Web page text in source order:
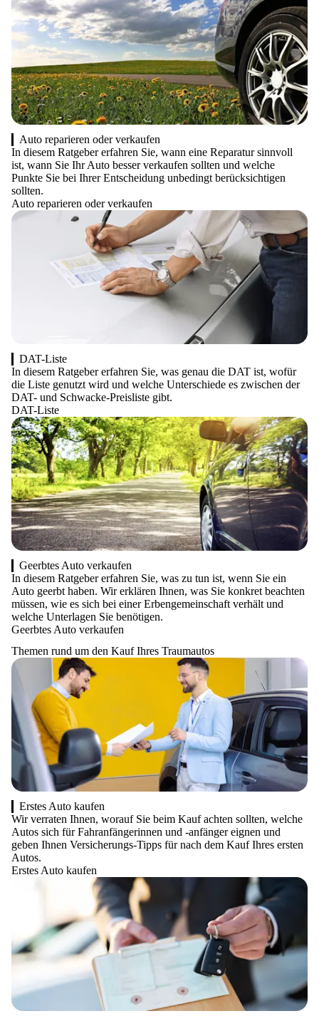
Auto reparieren oder verkaufen
In diesem Ratgeber erfahren Sie, wann eine Reparatur sinnvoll
ist, wann Sie Ihr Auto besser verkaufen sollten und welche
Punkte Sie bei Ihrer Entscheidung unbedingt berücksichtigen
sollten.
Auto reparieren oder verkaufen
DAT-Liste
In diesem Ratgeber erfahren Sie, was genau die DAT ist, wofür
die Liste genutzt wird und welche Unterschiede es zwischen der
DAT- und Schwacke-Preisliste gibt.
DAT-Liste
Geerbtes Auto verkaufen
In diesem Ratgeber erfahren Sie, was zu tun ist, wenn Sie ein
Auto geerbt haben. Wir erklären Ihnen, was Sie konkret beachten
müssen, wie es sich bei einer Erbengemeinschaft verhält und
welche Unterlagen Sie benötigen.
Geerbtes Auto verkaufen
Themen rund um den Kauf Ihres Traumautos
Erstes Auto kaufen
Wir verraten Ihnen, worauf Sie beim Kauf achten sollten, welche
Autos sich für Fahranfängerinnen und -anfänger eignen und
geben Ihnen Versicherungs-Tipps für nach dem Kauf Ihres ersten
Autos.
Erstes Auto kaufen